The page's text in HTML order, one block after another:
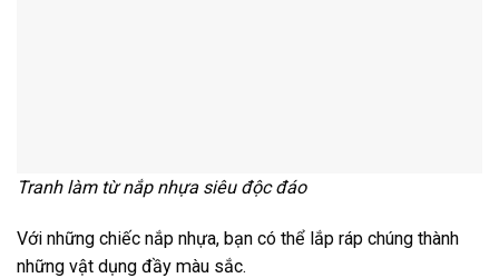
Tranh làm từ nắp nhựa siêu độc đáo
Với những chiếc nắp nhựa, bạn có thể lắp ráp chúng thành
những vật dụng đầy màu sắc.